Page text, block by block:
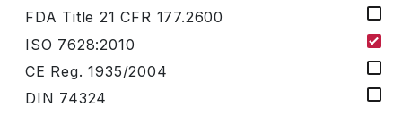
FDA Title 21 CFR 177.2600
ISO 7628:2010
CE Reg. 1935/2004
DIN 74324